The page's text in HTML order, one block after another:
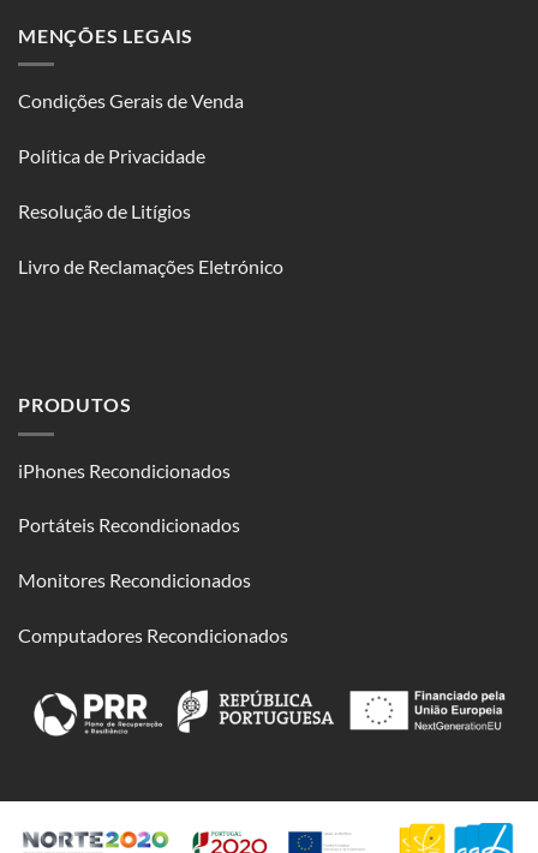
MENÇÕES LEGAIS
Condições Gerais de Venda
Política de Privacidade
Resolução de Litígios
Livro de Reclamações Eletrónico
PRODUTOS
iPhones Recondicionados
Portáteis Recondicionados
Monitores Recondicionados
Computadores Recondicionados